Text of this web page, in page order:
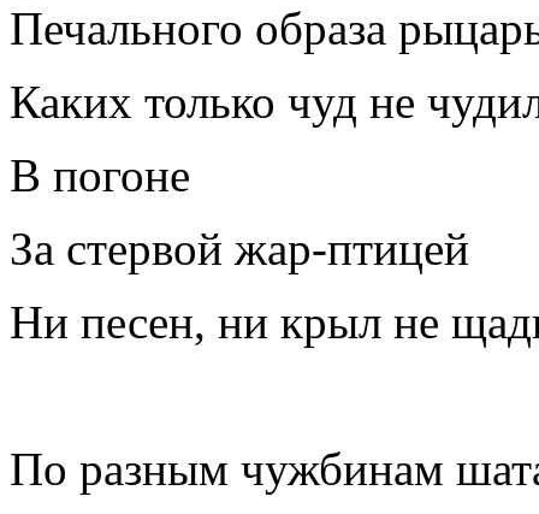
Печального образа
Каких только чуд не
В погоне
За стервой жар-птицей
Ни песен, ни крыл не
По разным чужбинам